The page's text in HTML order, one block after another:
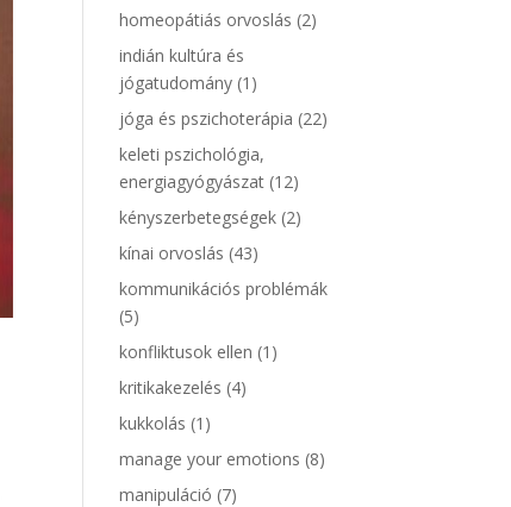
homeopátiás orvoslás (2)
indián kultúra és
jógatudomány (1)
jóga és pszichoterápia (22)
keleti pszichológia,
energiagyógyászat (12)
kényszerbetegségek (2)
kínai orvoslás (43)
kommunikációs problémák
(5)
konfliktusok ellen (1)
kritikakezelés (4)
kukkolás (1)
manage your emotions (8)
manipuláció (7)